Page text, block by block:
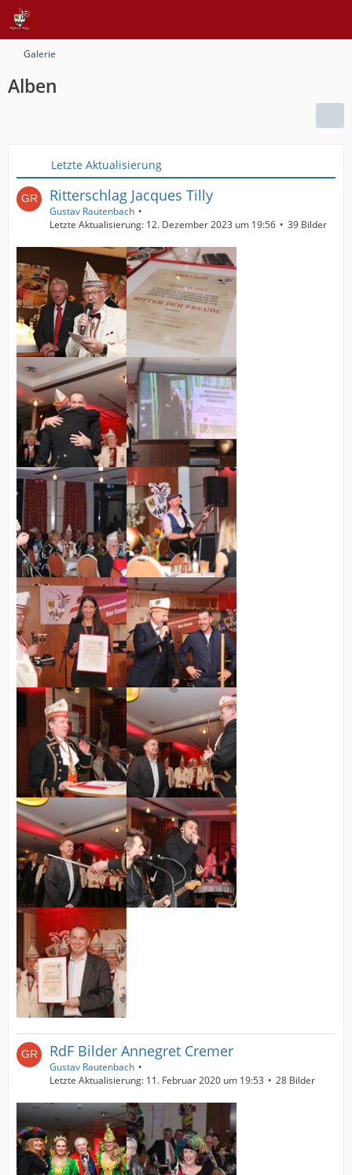
Galerie
Alben
Letzte Aktualisierung
Ritterschlag Jacques Tilly
Gustav Rautenbach
Letzte Aktualisierung: 12. Dezember 2023 um 19:56 39 Bilder
RdF Bilder Annegret Cremer
Gustav Rautenbach
Letzte Aktualisierung: 11. Februar 2020 um 19:53 28 Bilder